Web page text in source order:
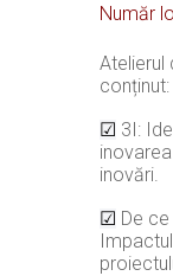
Număr
Atelierul
conținut:
☑ 3I:
inovări.
☑ De